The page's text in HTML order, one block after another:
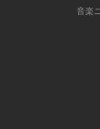
音楽